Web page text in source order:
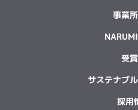
事業
受
サステナブ
採用